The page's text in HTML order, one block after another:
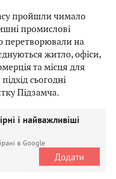
пройшли чимало
промислові
перетворювали на
житло, офіси,
та місця для
сьогодні
Підзамча.
і найважливіші
в Google
Додати